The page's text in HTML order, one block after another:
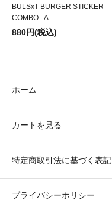
BULSxT BURGER STICKER
COMBO - A
880円(税込)
ホーム
カートを見る
特定商取引法に基づく表記
プライバシーポリシー